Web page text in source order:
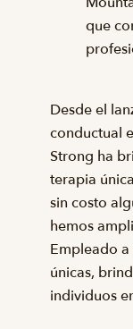
que
Desde el
conductual
Strong ha
terapia
sin costo
hemos
Empleado
únicas,
individuos